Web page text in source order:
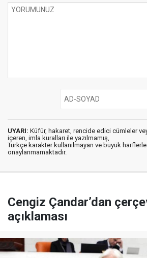
UYARI: Küfür, hakaret, rencide edici cümleler
içeren, imla kuralları ile yazılmamış,
Türkçe karakter kullanılmayan ve büyük harflerle
onaylanmamaktadır.
Cengiz Çandar’dan
açıklaması